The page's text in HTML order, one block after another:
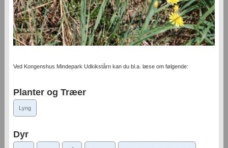
Ved Kongenshus Mindepark Udkikstårn kan du bl.a. læse om følgende:
Planter og Træer
Lyng
Dyr